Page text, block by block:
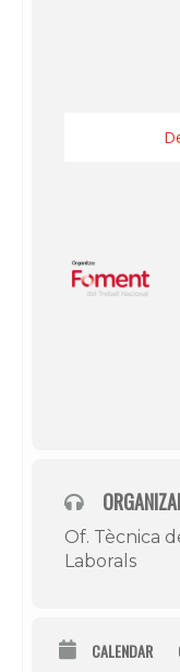
Of. Tècnica
Laborals
CALENDAR